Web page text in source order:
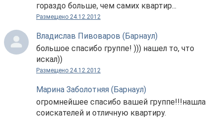
гораздо больше, чем самих квартир...
Размещено 24.12.2012
Владислав Пивоваров (Барнаул)
большое спасибо группе! ))) нашел то, что
искал))
Размещено 24.12.2012
Марина Заболотняя (Барнаул)
огромнейшее спасибо вашей группе!!!нашла
соискателей и отличную квартиру.